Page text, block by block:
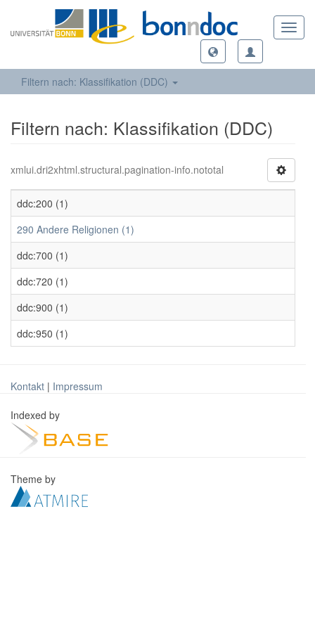
Filtern nach: Klassifikation (DDC)
Filtern nach: Klassifikation (DDC)
xmlui.dri2xhtml.structural.pagination-info.nototal
ddc:200 (1)
290 Andere Religionen (1)
ddc:700 (1)
ddc:720 (1)
ddc:900 (1)
ddc:950 (1)
Kontakt | Impressum
Indexed by
Theme by